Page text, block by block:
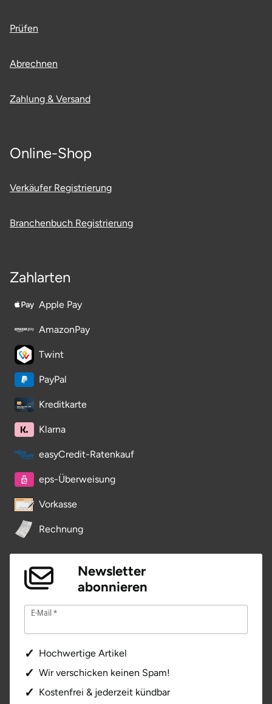
Prüfen
Abrechnen
Zahlung & Versand
Online-Shop
Verkäufer Registrierung
Branchenbuch Registrierung
Zahlarten
Apple Pay
AmazonPay
Twint
PayPal
Kreditkarte
Klarna
easyCredit-Ratenkauf
eps-Überweisung
Vorkasse
Rechnung
Newsletter
abonnieren
E-Mail
Hochwertige Artikel
Wir verschicken keinen Spam!
Kostenfrei & jederzeit kündbar